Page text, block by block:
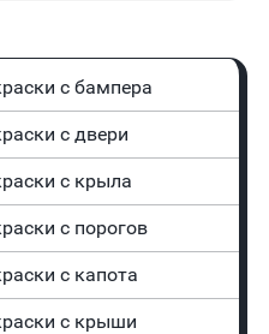
с бампера
с двери
с крыла
с порогов
с капота
с крыши